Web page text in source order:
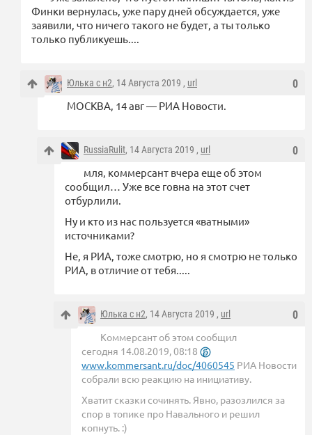
Финки вернулась, уже пару дней обсуждается, уже
заявили, что ничего такого не будет, а ты только
только публикуешь....
0
Юлька с н2, 14 Августа 2019 , url
МОСКВА, 14 авг — РИА Новости.
0
RussiaRulit, 14 Августа 2019 , url
мля, коммерсант вчера еще об этом
сообщил… Уже все говна на этот счет
отбурлили.
Ну и кто из нас пользуется «ватными»
источниками?
Не, я РИА, тоже смотрю, но я смотрю не только
РИА, в отличие от тебя.....
0
Юлька с н2, 14 Августа 2019 , url
Коммерсант об этом сообщил
сегодня 14.08.2019, 08:18
www.kommersant.ru/doc/4060545 РИА Новости
собрали всю реакцию на инициативу.
Хватит сказки сочинять. Явно, разозлился за
спор в топике про Навального и решил
копнуть. :)